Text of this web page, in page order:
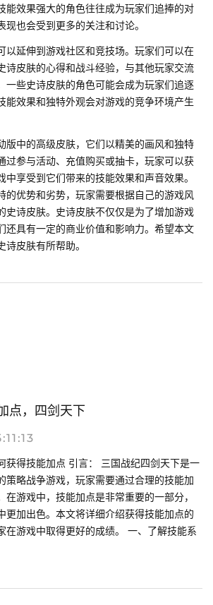
能效果强大的角色往往成为玩家们追捧的对
也会受到更多的关注和讨论。
以延伸到游戏社区和竞技场。玩家们可以在
诗皮肤的心得和战斗经验，与其他玩家交流
一些史诗皮肤的角色可能会成为玩家们追逐
能效果和独特外观会对游戏的竞争环境产生
版中的高级皮肤，它们以精美的画风和独特
过参与活动、充值购买或抽卡，玩家可以获
享受到它们带来的技能效果和声音效果。
的优势和劣势，玩家需要根据自己的游戏风
史诗皮肤。史诗皮肤不仅仅是为了增加游戏
还具有一定的商业价值和影响力。希望本文
皮肤有所帮助。
点，四剑天下
获得技能加点 引言： 三国战纪四剑天下是一
策略战争游戏，玩家需要通过合理的技能加
在游戏中，技能加点是非常重要的一部分，
更加出色。本文将详细介绍获得技能加点的
在游戏中取得更好的成绩。 一、了解技能系